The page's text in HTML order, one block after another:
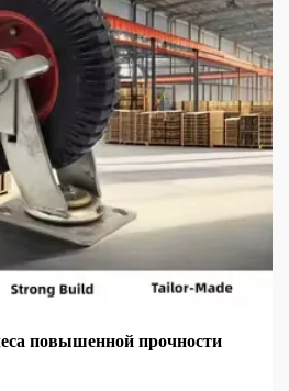
повышенной прочности